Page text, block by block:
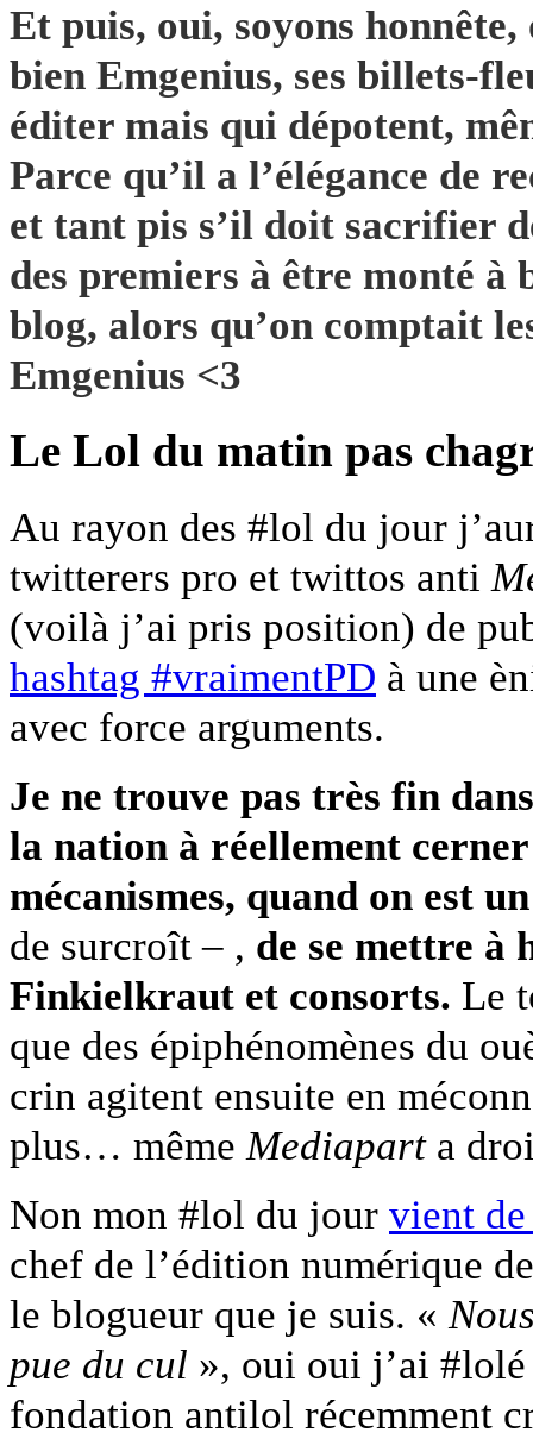
Et puis, oui, soyons
bien Emgenius, ses billets-
éditer mais qui dépotent,
Parce qu’il a l’élégance de
et tant pis s’il doit sacrifier
des premiers à être monté à
blog, alors qu’on comptait
Emgenius <3
Le Lol du matin pas
Au rayon des #lol du jour
twitterers pro et twittos anti
(voilà j’ai pris position) de
hashtag #vraimentPD à une
avec force arguments.
Je ne trouve pas très fin
la nation à réellement
mécanismes, quand on est
de surcroît – , de se mettre à
Finkielkraut et consorts. Le
que des épiphénomènes du
crin agitent ensuite en
plus… même Mediaparta
Non mon #lol du jour vient
chef de l’édition numérique
le blogueur que je suis. «
pue du cul », oui oui j’ai
fondation antilol récemment